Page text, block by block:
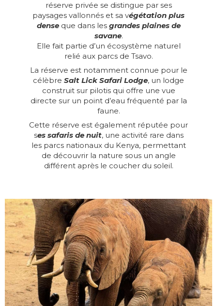
réserve privée se distingue par ses
paysages vallonnés et sa végétation plus
denseque dans les grandes plaines de
savane.
Elle fait partie d’un écosystème naturel
relié aux parcs de Tsavo.
La réserve est notamment connue pour le
célèbre Salt Lick Safari Lodge, un lodge
construit sur pilotis qui offre une vue
directe sur un point d’eau fréquenté par la
faune.
Cette réserve est également réputée pour
ses safaris de nuit, une activité rare dans
les parcs nationaux du Kenya, permettant
de découvrir la nature sous un angle
différent après le coucher du soleil.